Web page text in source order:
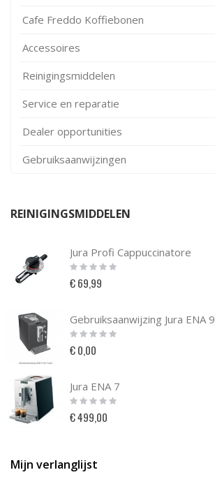
Cafe Freddo Koffiebonen
Accessoires
Reinigingsmiddelen
Service en reparatie
Dealer opportunities
Gebruiksaanwijzingen
REINIGINGSMIDDELEN
Jura Profi Cappuccinatore
Rating:
0%
€ 69,99
Gebruiksaanwijzing Jura ENA 9
Rating:
0%
€ 0,00
Jura ENA 7
Rating:
0%
€ 499,00
Mijn verlanglijst